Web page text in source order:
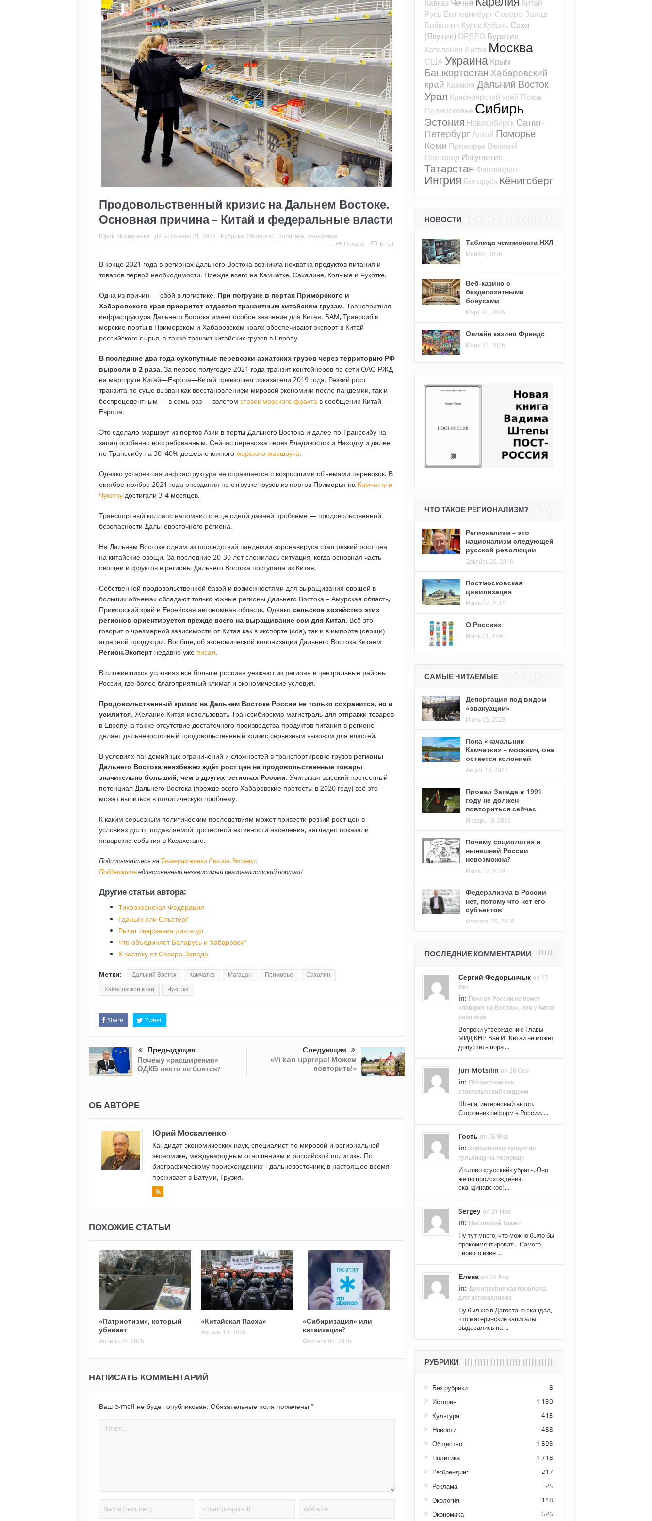
Продовольственный кризис на Дальнем Востоке.
Основная причина – Китай и федеральные власти
Юрий Москаленко Дата: Январь 21, 2022 Рубрика: Общество Политика Экономика
Печать
Email
В конце 2021 года в регионах Дальнего Востока возникла нехватка продуктов питания и
товаров первой необходимости. Прежде всего на Камчатке, Сахалине, Колыме и Чукотке.
Одна из причин — сбой в логистике. При погрузке в портах Приморского и
Хабаровского края приоритет отдается транзитным китайским грузам. Транспортная
инфраструктура Дальнего Востока имеет особое значение для Китая. БАМ, Транссиб и
морские порты в Приморском и Хабаровском краях обеспечивают экспорт в Китай
российского сырья, а также транзит китайских грузов в Европу.
В последние два года сухопутные перевозки азиатских грузов через территорию РФ
выросли в 2 раза. За первое полугодие 2021 года транзит контейнеров по сети ОАО РЖД
на маршруте Китай—Европа—Китай превзошел показатели 2019 года. Резкий рост
транзита по суше вызван как восстановлением мировой экономики после пандемии, так и
беспрецедентным — в семь раз — взлетом ставок морского фрахта в сообщении Китай—
Европа.
Это сделало маршрут из портов Азии в порты Дальнего Востока и далее по Транссибу на
запад особенно востребованным. Сейчас перевозка через Владивосток и Находку и далее
по Транссибу на 30–40% дешевле южного морского маршрута.
Однако устаревшая инфраструктура не справляется с возросшими объемами перевозок. В
октябре-ноябре 2021 года опоздания по отгрузке грузов из портов Приморья на Камчатку и
Чукотку достигали 3-4 месяцев.
Транспортный коллапс напомнил о еще одной давней проблеме — продовольственной
безопасности Дальневосточного региона.
На Дальнем Востоке одним из последствий пандемии коронавируса стал резкий рост цен
на китайские овощи. За последние 20-30 лет сложилась ситуация, когда основная часть
овощей и фруктов в регионы Дальнего Востока поступала из Китая.
Собственной продовольственной базой и возможностями для выращивания овощей в
больших объемах обладают только южные регионы Дальнего Востока – Амурская область,
Приморский край и Еврейская автономная область. Однако сельское хозяйство этих
регионов ориентируется прежде всего на выращивание сои для Китая. Всё это
говорит о чрезмерной зависимости от Китая как в экспорте (соя), так и в импорте (овощи)
аграрной продукции. Вообще, об экономической колонизации Дальнего Востока Китаем
Регион.Эксперт недавно уже писал.
В сложившихся условиях всё больше россиян уезжают из региона в центральные районы
России, где более благоприятный климат и экономические условия.
Продовольственный кризис на Дальнем Востоке России не только сохранится, но и
усилится. Желание Китая использовать Транссибирскую магистраль для отправки товаров
в Европу, а также отсутствие достаточного производства продуктов питания в регионе
делает дальневосточный продовольственный кризис серьезным вызовом для властей.
В условиях пандемийных ограничений и сложностей в транспортировке грузов регионы
Дальнего Востока неизбежно ждёт рост цен на продовольственные товары
значительно больший, чем в других регионах России. Учитывая высокий протестный
потенциал Дальнего Востока (прежде всего Хабаровские протесты в 2020 году) всё это
может вылиться в политическую проблему.
К каким серьезным политическим последствиям может привести резкий рост цен в
условиях долго подавляемой протестной активности населения, наглядно показали
январские события в Казахстане.
Подписывайтесь на Телеграм-канал Регион.Эксперт
Поддержитеединственный независимый регионалистский портал!
Другие статьи автора:
Тихоокеанская Федерация
Гданьск или Ольстер?
Рычаг свержения диктатур
Что объединяет Беларусь и Хабаровск?
К востоку от Северо-Запада
Метки: Дальний Восток Камчатка Магадан Приморье Сахалин
Хабаровский край Чукотка
Share Tweet
Предыдущая
Почему «расширения»
ОДКБ никто не боится?
Следующая
«Vi kan upprepa! Можем
повторить!»
ОБ АВТОРЕ
Юрий Москаленко
Кандидат экономических наук, специалист по мировой и региональной
экономике, международным отношениям и российской политике. По
биографическому происхождению - дальневосточник, в настоящее время
проживает в Батуми, Грузия.
ПОХОЖИЕ СТАТЬИ
«Патриотизм», который
убивает
Апрель 26, 2026
«Китайская Пасха»
Апрель 15, 2026
«Сибиризация» или
китаизация?
Февраль 06, 2026
НАПИСАТЬ КОММЕНТАРИЙ
Ваш e-mail не будет опубликован. Обязательные поля помечены *
Кавказ Чечня
Китай
Русь Екатеринбург Северо-Запад
Байкалия Курск Кубань Саха
(Якутия) ОРДЛО Бурятия
Каталония Литва Москва
США Украина Крым
Башкортостан Хабаровский
край Казакия Дальний Восток
Урал Красноярский край Псков
Подмосковье Сибирь
Эстония Новосибирск Санкт-
ПетербургАлтай Поморье
Коми Приморье Великий
Новгород Ингушетия
Татарстан Финляндия
Ингрия Беларусь Кёнигсберг
НОВОСТИ
Таблица чемпионата НХЛ
Май 08, 2026
Веб-казино с
бездепозитными
бонусами
Март 31, 2026
Онлайн казино Френдс
Март 31, 2026
ЧТО ТАКОЕ РЕГИОНАЛИЗМ?
Регионализм – это
национализм следующей
русской революции
Декабрь 28, 2016
Постмосковская
цивилизация
Июнь 02, 2016
О Россиях
Июль 01, 1990
САМЫЕ ЧИТАЕМЫЕ
Депортации под видом
«эвакуации»
Июль 05, 2023
Пока «начальник
Камчатки» – москвич, она
остается колонией
Август 10, 2023
Провал Запада в 1991
году не должен
повториться сейчас
Январь 13, 2019
Почему социология в
нынешней России
невозможна?
Июль 12, 2024
Федерализма в России
нет, потому что нет его
субъектов
Февраль 28, 2018
ПОСЛЕДНИЕ КОММЕНТАРИИ
Сергий Федорынчык on 17
Окт
in: Почему России не помог
«поворот на Восток», или у Китая
своя игра
Вопреки утверждению Главы
МИД КНР Ван И "Китай не может
допустить пора ...
Juri Motsilin on 20 Сен
in: Патриотизм как
стокгольмский синдром
Штепа, интересный автор.
Сторонник реформ в России. ...
Гость on 06 Янв
in: Хорошилище грядет по
гульбищу на позорище
И слово «русский» убрать. Оно
же по происхождению
скандинавское! ...
Sergey on 21 Ноя
in: Настоящий Трамп
Ну тут много, что можно было бы
прокомментировать. Самого
первого изве ...
Елена on 04 Апр
in: Демография как проблема
для регионализма
Ну был же в Дагестане скандал,
что материнские капиталы
выдавались на ...
РУБРИКИ
Без рубрики 8
История 1 130
Культура 415
Новости 488
Общество 1 693
Политика 1 718
Регбрендинг 217
Реклама 25
Экология 148
Экономика 626